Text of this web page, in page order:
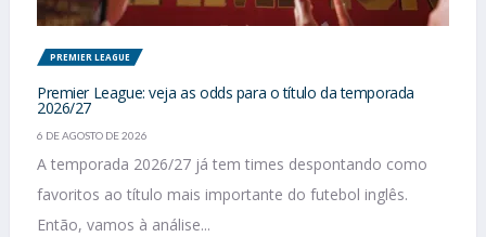
PREMIER LEAGUE
Premier League: veja as odds para o título da temporada
2026/27
6 DE AGOSTO DE 2026
A temporada 2026/27 já tem times despontando como
favoritos ao título mais importante do futebol inglês.
Então, vamos à análise...